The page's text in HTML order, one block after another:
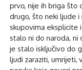
prvo, nije ih briga što
drugo, što neki ljude
skupovima eksplicite
stalo ni do naroda, ni
je stalo isključivo do
ljudi zaraziti, umrijeti,